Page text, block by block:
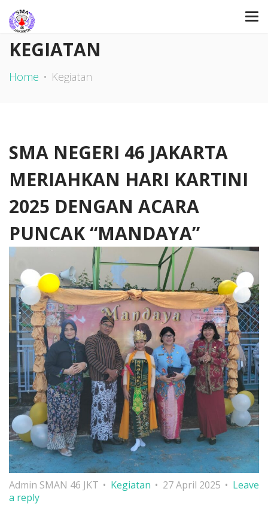
KEGIATAN
Home Kegiatan
SMA NEGERI 46 JAKARTA
MERIAHKAN HARI KARTINI
2025 DENGAN ACARA
PUNCAK “MANDAYA”
Admin SMAN 46 JKT Kegiatan 27 April 2025
Leave
a reply